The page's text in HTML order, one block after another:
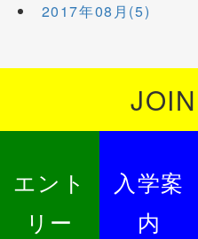
2017年08月(5)
エント
リー
入学案
内